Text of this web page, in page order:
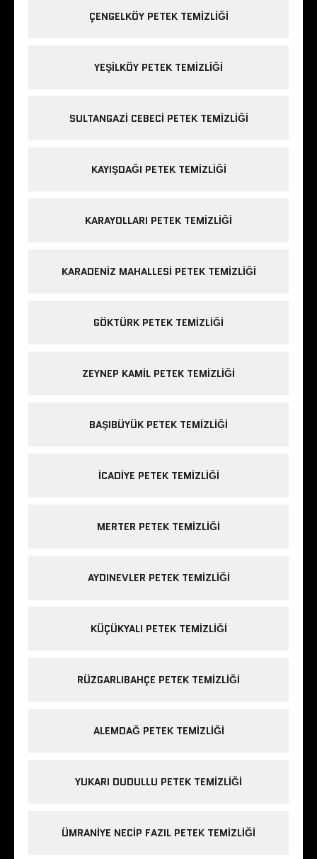
ÇENGELKÖY PETEK TEMIZLIĞI
YEŞILKÖY PETEK TEMIZLIĞI
SULTANGAZI CEBECI PETEK TEMIZLIĞI
KAYIŞDAĞI PETEK TEMIZLIĞI
KARAYOLLARI PETEK TEMIZLIĞI
KARADENIZ MAHALLESI PETEK TEMIZLIĞI
GÖKTÜRK PETEK TEMIZLIĞI
ZEYNEP KAMIL PETEK TEMIZLIĞI
BAŞIBÜYÜK PETEK TEMIZLIĞI
ICADIYE PETEK TEMIZLIĞI
MERTER PETEK TEMIZLIĞI
AYDINEVLER PETEK TEMIZLIĞI
KÜÇÜKYALI PETEK TEMIZLIĞI
RÜZGARLIBAHÇE PETEK TEMIZLIĞI
ALEMDAĞ PETEK TEMIZLIĞI
YUKARI DUDULLU PETEK TEMIZLIĞI
ÜMRANIYE NECIP FAZIL PETEK TEMIZLIĞI